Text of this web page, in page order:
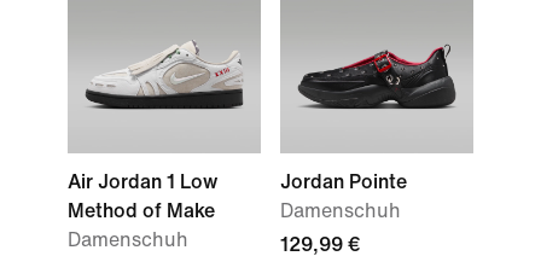
Air Jordan 1 Low
Method of Make
Damenschuh
Jordan Pointe
Damenschuh
129,99 €